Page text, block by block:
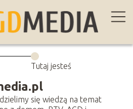
Tutaj jesteś
się wiedzą na temat